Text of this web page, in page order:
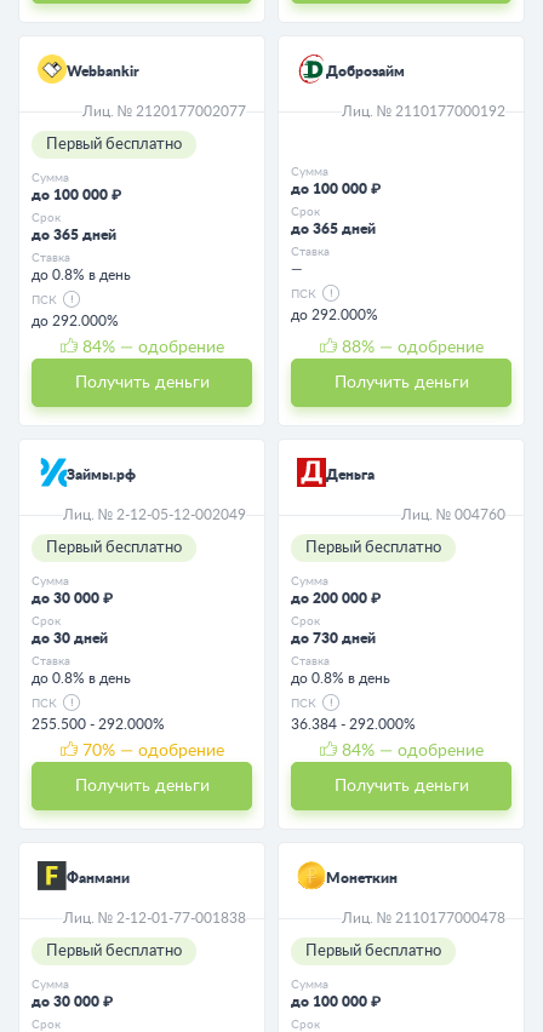
Webbankir
Лиц. № 2120177002077
Первый бесплатно
Сумма
до 100 000 ₽
Срок
до 365 дней
Ставка
до 0.8% в день
ПСК
до 292.000%
84% — одобрение
Получить деньги
Доброзайм
Лиц. № 2110177000192
Сумма
до 100 000 ₽
Срок
до 365 дней
Ставка
—
ПСК
до 292.000%
88% — одобрение
Получить деньги
Займы.рф
Лиц. № 2-12-05-12-002049
Первый бесплатно
Сумма
до 30 000 ₽
Срок
до 30 дней
Ставка
до 0.8% в день
ПСК
255.500 - 292.000%
70% — одобрение
Получить деньги
Деньга
Лиц. № 004760
Первый бесплатно
Сумма
до 200 000 ₽
Срок
до 730 дней
Ставка
до 0.8% в день
ПСК
36.384 - 292.000%
84% — одобрение
Получить деньги
Фанмани
Лиц. № 2-12-01-77-001838
Первый бесплатно
Сумма
до 30 000 ₽
Срок
Монеткин
Лиц. № 2110177000478
Первый бесплатно
Сумма
до 100 000 ₽
Срок